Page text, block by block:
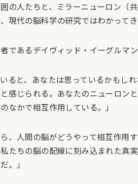
の人たちと、ミラーニューロン（
現代の脳科学の研究ではわかってき
であるデイヴィッド・イーグルマ
ると、あなたは思っているかもし
感じられる。あなたのニューロン
なかで相互作用している。」
、人間の脳がどうやって相互作用
たちの脳の配線に刻み込まれた真
。」